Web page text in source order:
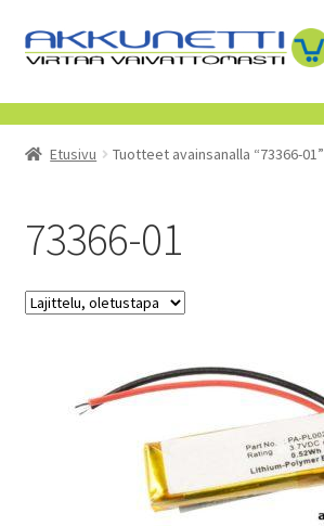
Siirry
navigointiin
Siirry
sisältöön
Kauppa
Tietoa meistä
Etusivu Tuotteet avainsanalla “73366-01”
73366-01